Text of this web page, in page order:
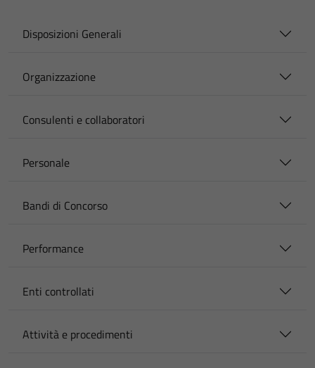
Disposizioni Generali
Organizzazione
Consulenti e collaboratori
Personale
Bandi di Concorso
Performance
Enti controllati
Attività e procedimenti